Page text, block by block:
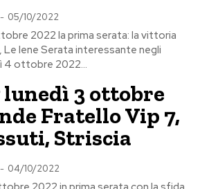
- 05/10/2022
2022 la prima serata: la vittoria
Le Iene Serata interessante negli
4 ottobre 2022...
3 ottobre
Fratello Vip 7,
Striscia
- 04/10/2022